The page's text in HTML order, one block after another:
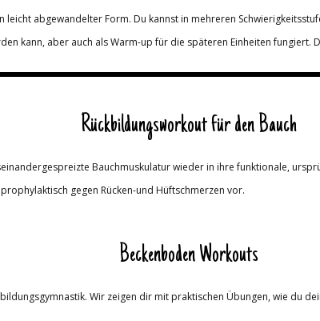
abgewandelter Form. Du kannst in mehreren
kann, aber auch als Warm-up für die späteren Einheiten
Rückbildungsworkout für den Bauch
Bauchmuskulatur wieder in ihre funktionale,
gegen Rücken-und Hüftschmerzen vor.
Beckenboden Workouts
Wir zeigen dir mit praktischen Übungen, wie du